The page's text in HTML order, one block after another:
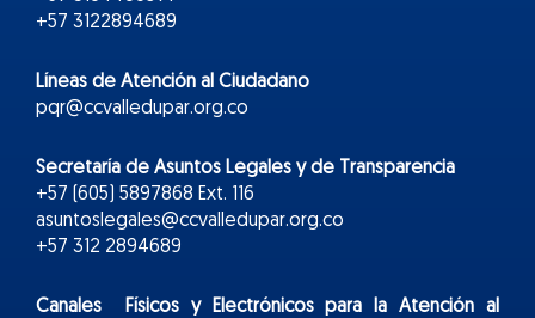
+57 3122894689
Líneas de Atención al Ciudadano
pqr@ccvalledupar.org.co
Secretaría de Asuntos Legales y de Transparencia
+57 (605) 5897868 Ext. 116
asuntoslegales@ccvalledupar.org.co
+57 312 2894689
Canales Físicos yElectrónicospara la Atención al